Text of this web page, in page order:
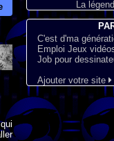
La
C'est d'ma
Emploi Jeux
Job pour
Ajouter votre site